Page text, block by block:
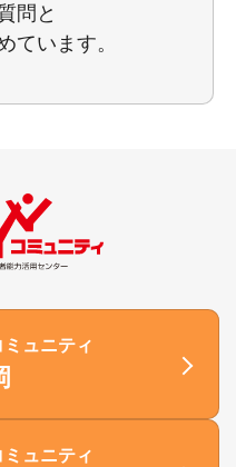
問と
ています。
ュニティ
ュニティ